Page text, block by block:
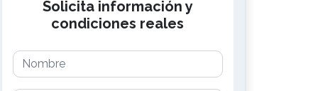
Solicita información y
condiciones reales